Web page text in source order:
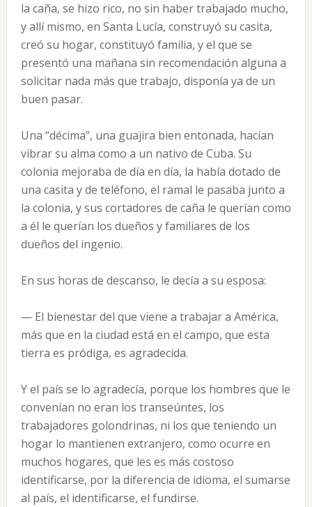
la caña, se hizo rico, no sin haber trabajado mucho,
y allí mismo, en Santa Lucía, construyó su casita,
creó su hogar, constituyó familia, y el que se
presentó una mañana sin recomendación alguna a
solicitar nada más que trabajo, disponía ya de un
buen pasar.
Una “décima”, una guajira bien entonada, hacían
vibrar su alma como a un nativo de Cuba. Su
colonia mejoraba de día en día, la había dotado de
una casita y de teléfono, el ramal le pasaba junto a
la colonia, y sus cortadores de caña le querían como
a él le querían los dueños y familiares de los
dueños del ingenio.
En sus horas de descanso, le decía a su esposa:
— El bienestar del que viene a trabajar a América,
más que en la ciudad está en el campo, que esta
tierra es pródiga, es agradecida.
Y el país se lo agradecía, porque los hombres que le
convenían no eran los transeúntes, los
trabajadores golondrinas, ni los que teniendo un
hogar lo mantienen extranjero, como ocurre en
muchos hogares, que les es más costoso
identificarse, por la diferencia de idioma, el sumarse
al país, el identificarse, el fundirse.